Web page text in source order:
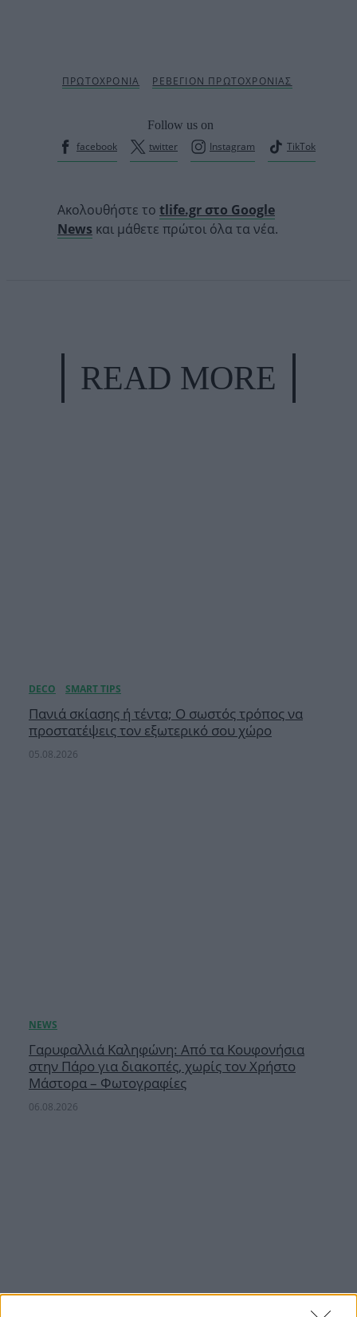
Follow us on
facebook
twitter Instagram TikTok
Ακολουθήστε το tlife.gr στο Google
News και μάθετε πρώτοι όλα τα νέα.
READ MORE
Πανιά σκίασης ή τέντα; Ο σωστός τρόπος να
προστατέψεις τον εξωτερικό σου χώρο
05.08.2026
Γαρυφαλλιά Καληφώνη: Από τα Κουφονήσια
στην Πάρο για διακοπές, χωρίς τον Χρήστο
Μάστορα – Φωτογραφίες
06.08.2026